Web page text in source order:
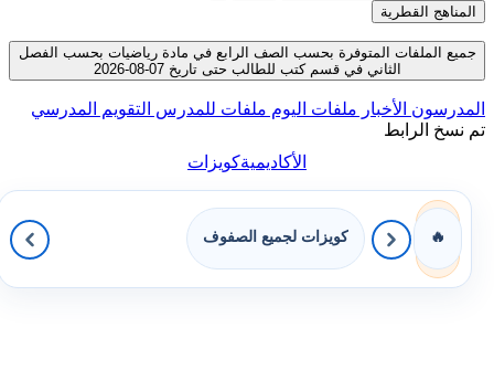
المناهج القطرية
جميع الملفات المتوفرة بحسب الصف الرابع في مادة رياضيات بحسب الفصل
الثاني في قسم كتب للطالب حتى تاريخ 07-08-2026
المدرسون الأخبار ملفات اليوم ملفات للمدرس التقويم المدرسي
تم نسخ الرابط
الأكاديميةكويزات
🔥 كويزات لجميع الصفوف